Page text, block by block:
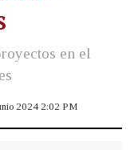
en el
2024 2:02 PM